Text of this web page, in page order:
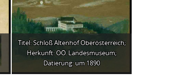
Titel: Schloß Altenhof Oberösterreich;
Herkunft: OÖ. Landesmuseum;
Datierung: um 1890